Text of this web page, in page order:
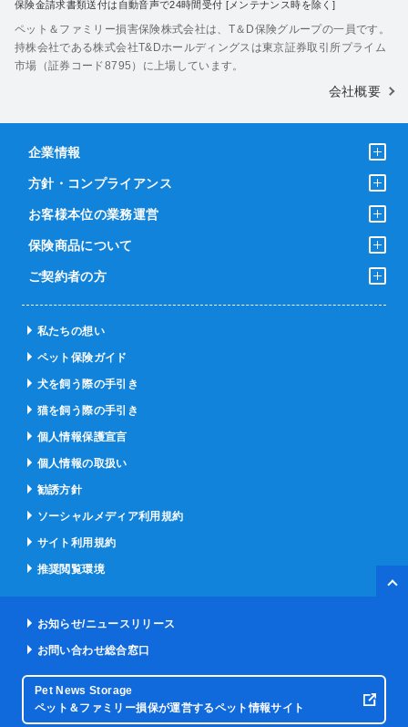
保険金請求書類送付は自動音声で24時間受付 [メンテナンス時を除く]
ペット＆ファミリー損害保険株式会社は、T＆D保険グループの一員です。
持株会社である株式会社T&Dホールディングスは東京証券取引所プライム
市場（証券コード8795）に上場しています。
会社概要
企業情報
方針・コンプライアンス
お客様本位の業務運営
保険商品について
ご契約者の方
私たちの想い
ペット保険ガイド
犬を飼う際の手引き
猫を飼う際の手引き
個人情報保護宣言
個人情報の取扱い
勧誘方針
ソーシャルメディア利用規約
サイト利用規約
推奨閲覧環境
お知らせ/ニュースリリース
お問い合わせ総合窓口
Pet News Storage
ペット＆ファミリー損保が運営するペット情報サイト